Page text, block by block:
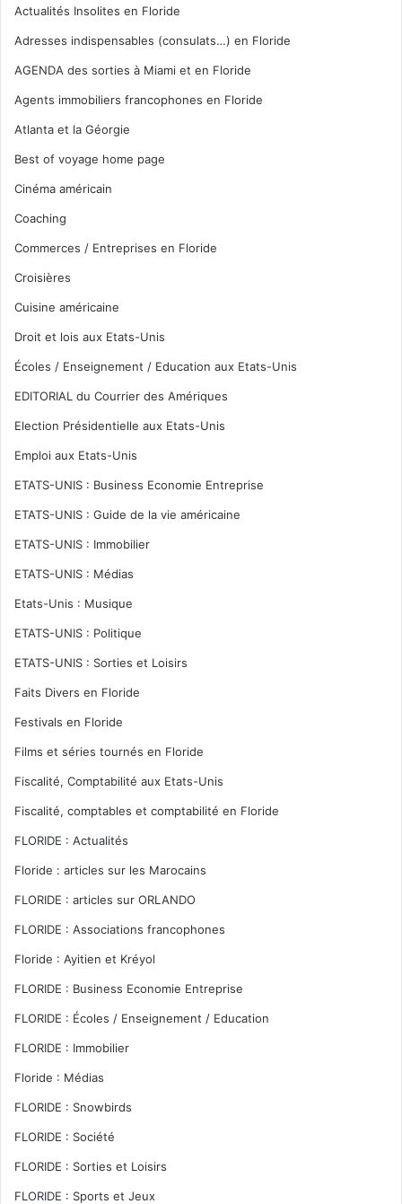
Actualités Insolites en Floride
Adresses indispensables (consulats…) en Floride
AGENDA des sorties à Miami et en Floride
Agents immobiliers francophones en Floride
Atlanta et la Géorgie
Best of voyage home page
Cinéma américain
Coaching
Commerces / Entreprises en Floride
Croisières
Cuisine américaine
Droit et lois aux Etats-Unis
Écoles / Enseignement / Education aux Etats-Unis
EDITORIAL du Courrier des Amériques
Election Présidentielle aux Etats-Unis
Emploi aux Etats-Unis
ETATS-UNIS : Business Economie Entreprise
ETATS-UNIS : Guide de la vie américaine
ETATS-UNIS : Immobilier
ETATS-UNIS : Médias
Etats-Unis : Musique
ETATS-UNIS : Politique
ETATS-UNIS : Sorties et Loisirs
Faits Divers en Floride
Festivals en Floride
Films et séries tournés en Floride
Fiscalité, Comptabilité aux Etats-Unis
Fiscalité, comptables et comptabilité en Floride
FLORIDE : Actualités
Floride : articles sur les Marocains
FLORIDE : articles sur ORLANDO
FLORIDE : Associations francophones
Floride : Ayitien et Kréyol
FLORIDE : Business Economie Entreprise
FLORIDE : Écoles / Enseignement / Education
FLORIDE : Immobilier
Floride : Médias
FLORIDE : Snowbirds
FLORIDE : Société
FLORIDE : Sorties et Loisirs
FLORIDE : Sports et Jeux